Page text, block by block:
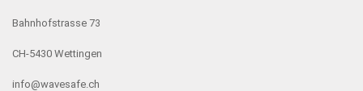
Bahnhofstrasse 73
CH-5430 Wettingen
info@wavesafe.ch